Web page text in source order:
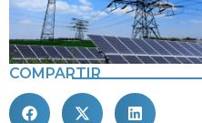
COMPARTIR